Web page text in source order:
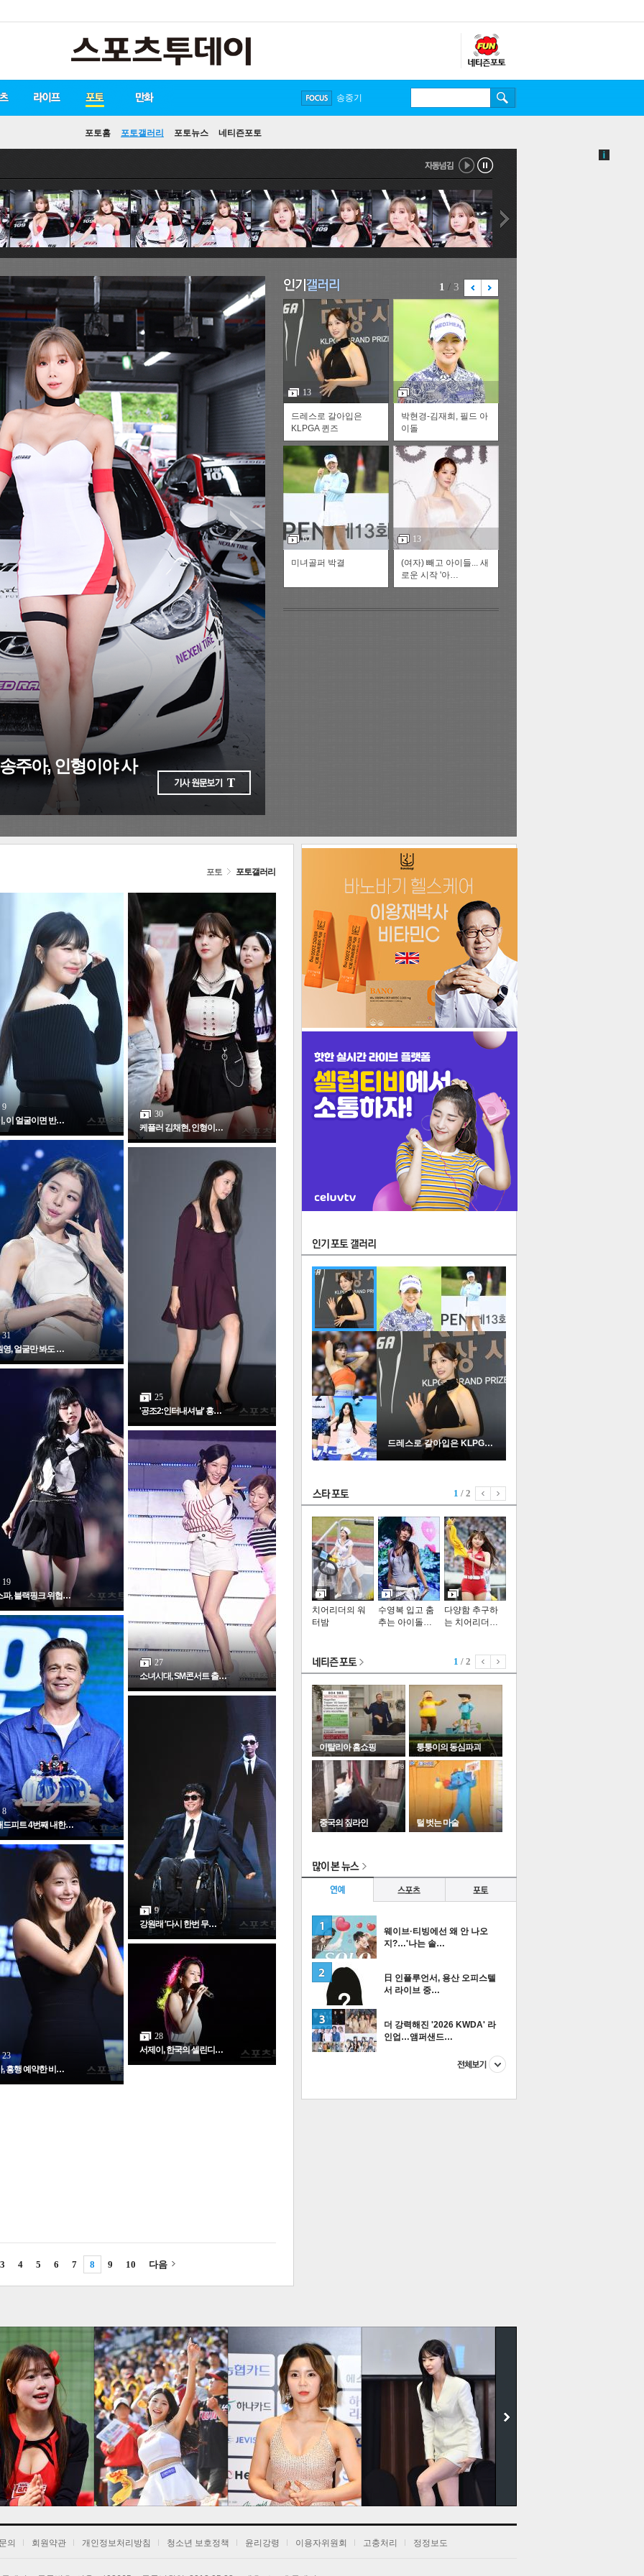
스투펀
라이프 포토
포토홈 포토갤러리 포토뉴스 네티즌포토
만화
FOCUS
방탄소년단
손흥민
유아인
송중기
자동넘 재 정
음
1 / 3
13
드레스로 갈아입은
KLPGA 퀸즈
12
박현경-김재희, 필드 아
이돌
67
미녀골퍼 박결
13
(여자) 빼고 아이들... 새
로운 시작 '아…
포토 포토갤러리
9
, 이 얼굴이면 반…
31
영, 얼굴만 봐도 …
19
파, 블랙핑크 위협…
8
드피트 4번째 내한…
23
, 흥행 예약한 비…
30
케플러 김채현, 인형이…
25
'공조2:인터내셔날' 흥…
27
소녀시대, SM콘서트 출…
9
강원래 '다시 한번 무…
28
서제이, 한국의 셀린디…
3 4 5 6 7 8 9 10 다음
인기포토
드레스로 갈아입은 KLPGA …
1 / 2
치어리더의 워
터밤
수영복 입고 춤
추는 아이돌…
다양함 추구하
는 치어리더…
네티즌 포토
1 / 2
이탈리아 홈쇼핑 퉁퉁이의 동심파괴
중국의 짚라인 털 벗는 마술
웨이브·티빙에선 왜 안 나오
지?…'나는 솔…
日 인플루언서, 용산 오피스텔
서 라이브 중…
3
더 강력해진 '2026 KWDA' 라
인업…앰퍼샌드…
더보기
의 회원약관 개인정보처리방침 청소년 보호정책 윤리강령 이용자위원회 고충처리 정정보도